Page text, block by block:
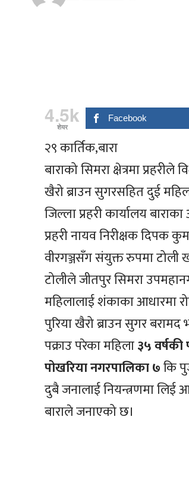
4.5k
शेयर
Facebook
२९ कार्तिक,बारा
बाराको सिमरा क्षेत्रमा
खैरो ब्राउन सुगरसहित दुई
जिल्ला प्रहरी कार्यालय
प्रहरी नायव निरीक्षक दिपक
वीरगञ्जसँग संयुक्त रुपमा टोली
टोलीले जीतपुर सिमरा
महिलालाई शंकाका आधारमा
पुरिया खैरो ब्राउन सुगर
पक्राउ परेका महिला३५वर्षकी
पोखरियानगरपालिका७कि
दुबै जनालाई नियन्त्रणमा लिई
बाराले जनाएको छ।